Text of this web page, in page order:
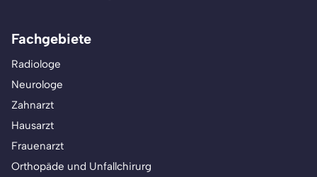
Fachgebiete
Radiologe
Neurologe
Zahnarzt
Hausarzt
Frauenarzt
Orthopäde und Unfallchirurg